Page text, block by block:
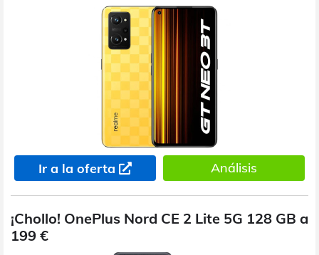
Ir a la oferta Análisis
¡Chollo! OnePlus Nord CE 2 Lite 5G 128 GB a
199 €